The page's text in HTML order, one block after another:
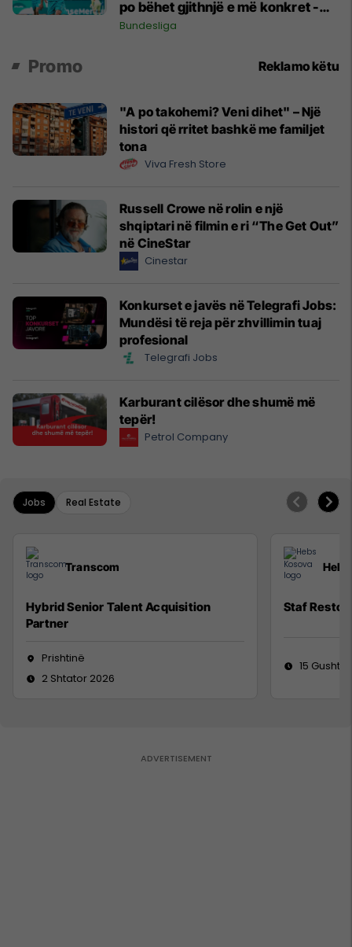
po bëhet gjithnjë e më konkret -
detajet e fundit
Bundesliga
Promo Reklamo këtu
"A po takohemi? Veni dihet" – Një
histori që rritet bashkë me familjet
tona
Viva Fresh Store
Russell Crowe në rolin e një
shqiptari në filmin e ri “The Get Out”
në CineStar
Cinestar
Konkurset e javës në Telegrafi Jobs:
Mundësi të reja për zhvillimin tuaj
profesional
Telegrafi Jobs
Karburant cilësor dhe shumë më
tepër!
Petrol Company
Jobs Real Estate
Transcom
Hybrid Senior Talent Acquisition
Partner
Prishtinë
2 Shtator 2026
Staf
15 Gusht